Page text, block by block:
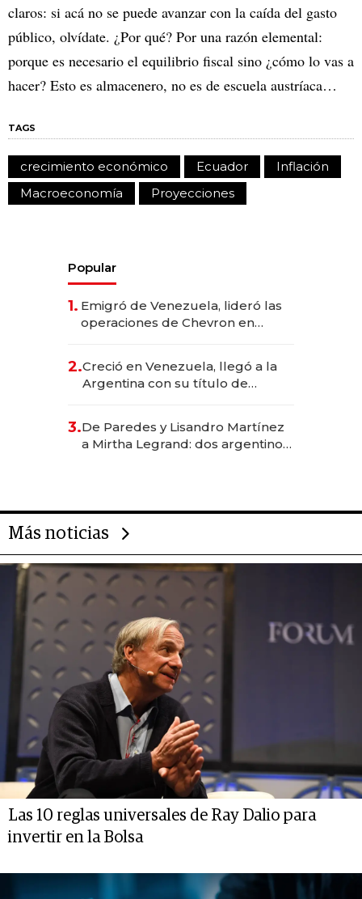
claros: si acá no se puede avanzar con la caída del gasto
público, olvídate. ¿Por qué? Por una razón elemental:
porque es necesario el equilibrio fiscal sino ¿cómo lo vas a
hacer? Esto es almacenero, no es de escuela austríaca…
TAGS
crecimiento económico Ecuador
Inflación
Macroeconomía
Proyecciones
Popular
1. Emigró de Venezuela, lideró las
operaciones de Chevron en
2.Creció en Venezuela, llegó a la
Argentina con su título de
las marcas "fast premium"
3.De Paredes y Lisandro Martínez
a Mirtha Legrand: dos argentinos
Más noticias
Las 10 reglas universales de Ray Dalio para
invertir en la Bolsa